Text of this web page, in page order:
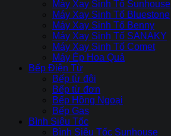
Máy Xay Sinh Tố Sunhouse
Máy Xay Sinh Tố Bluestone
Máy Xay Sinh Tố Benny
Máy Xay Sinh Tố SANAKY
Máy Xay Sinh Tố Comet
Máy Ép Hoa Quả
Bếp Điện Từ
Bếp từ đôi
Bếp từ đơn
Bếp Hồng Ngoại
Bếp Gas
Bình Siêu Tốc
Bình Siêu Tốc Sunhouse